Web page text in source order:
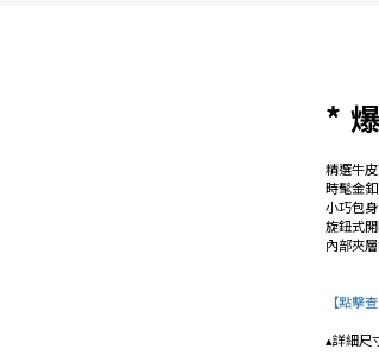
*
精選牛
時髦金
小巧包
旋鈕式
內部夾
【點擊
▴詳細尺